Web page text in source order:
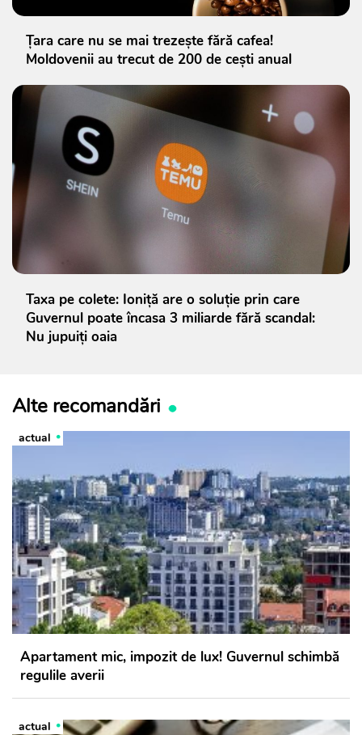
Țara care nu se mai trezește fără cafea!
Moldovenii au trecut de 200 de cești anual
Taxa pe colete: Ioniță are o soluție prin care
Guvernul poate încasa 3 miliarde fără scandal:
Nu jupuiți oaia
Alte recomandări
actual
Apartament mic, impozit de lux! Guvernul schimbă
regulile averii
actual